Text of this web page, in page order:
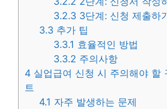
3.2.3 3단계: 신청 제출하
3.3 추가 팁
3.3.1 효율적인 방법
3.3.2 주의사항
4 실업급여 신청 시 주의해야 할
트
4.1 자주 발생하는 문제